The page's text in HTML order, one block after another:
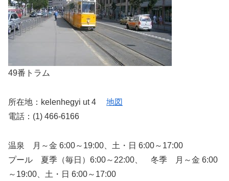
49番トラム
所在地：kelenhegyi ut 4 地図
電話：(1) 466-6166
温泉 月～金 6:00～19:00、土・日 6:00～17:00
プール 夏季（毎日）6:00～22:00、 冬季 月～金 6:00
～19:00、土・日 6:00～17:00